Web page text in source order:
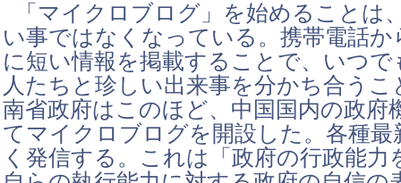
「マイクロブログ」を始めることは
い事ではなくなっている。携帯電話
に短い情報を掲載することで、いつ
人たちと珍しい出来事を分かち合う
南省政府はこのほど、中国国内の政府
てマイクロブログを開設した。各種最
く発信する。これは「政府の行政能力